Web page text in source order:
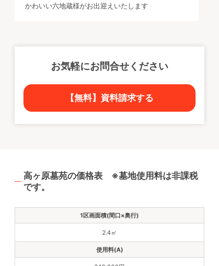
かわいい六地蔵様がお出迎えいたします
お気軽にお問合せください
【無料】資料請求する
高ヶ原墓苑の価格表 ※墓地使用料は非課税
です。
2.4㎡